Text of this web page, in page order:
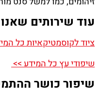
עוד שירותים
ציוד לקוסמטיקאיות כל
שיפודי עץ כל המידע >>
שיפור כושר